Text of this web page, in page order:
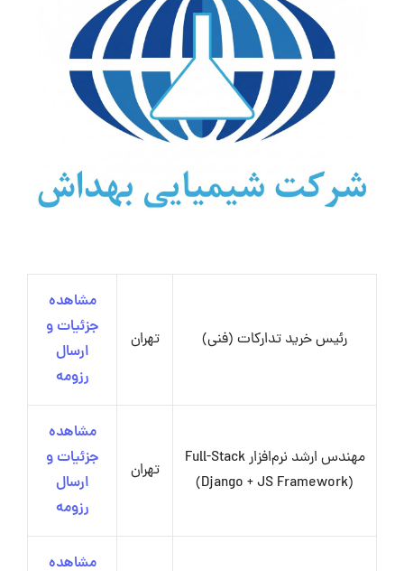
رئیس خرید تدارکات (فنی) تهران
مشاهده
جزئیات و
ارسال
رزومه
مهندس ارشد نرم‌افزار Full-Stack
(Django + JS Framework)
تهران
مشاهده
جزئیات و
ارسال
رزومه
مشاهده